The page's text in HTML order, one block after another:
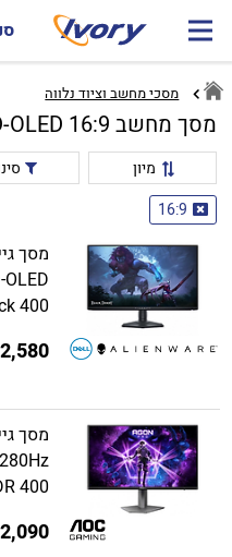
מסכי מחשב וציוד נלווה
מסך מחשב 16:9 QD-OLED
מיון
16:9
400
2,580
400
2,090